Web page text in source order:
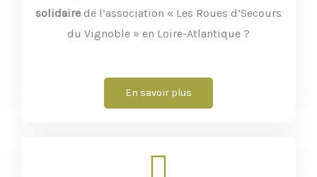
solidaire de l’association « Les Roues d’Secours
du Vignoble » en Loire-Atlantique ?
En savoir plus